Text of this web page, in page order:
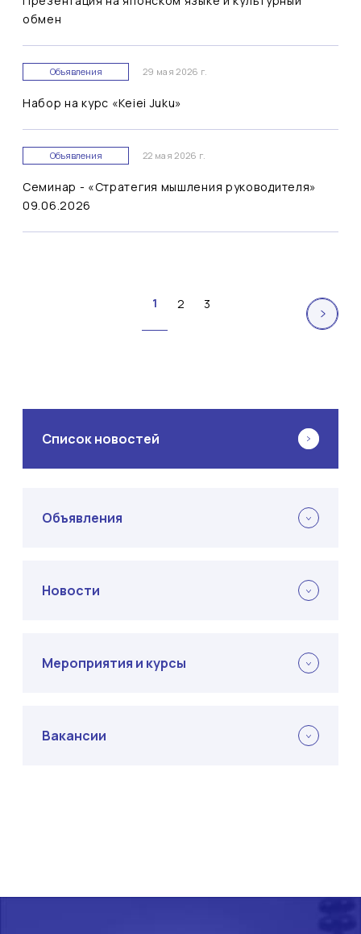
обмен
Объявления 29 мая 2026 г.
Набор на курс «Keiei Juku»
Объявления 22 мая 2026 г.
Семинар - «Стратегия мышления руководителя»
09.06.2026
1 2 3
Список новостей
Объявления
Новости
Мероприятия и курсы
Вакансии